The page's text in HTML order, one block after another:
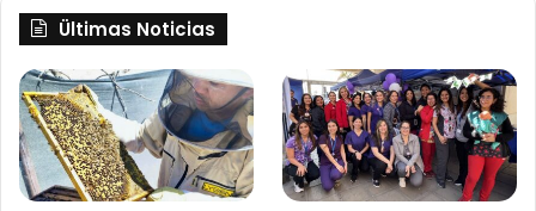
Ültimas Noticias